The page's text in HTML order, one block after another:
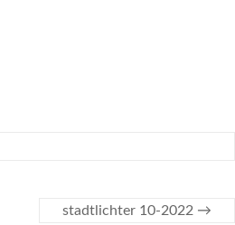
stadtlichter 10-2022 →